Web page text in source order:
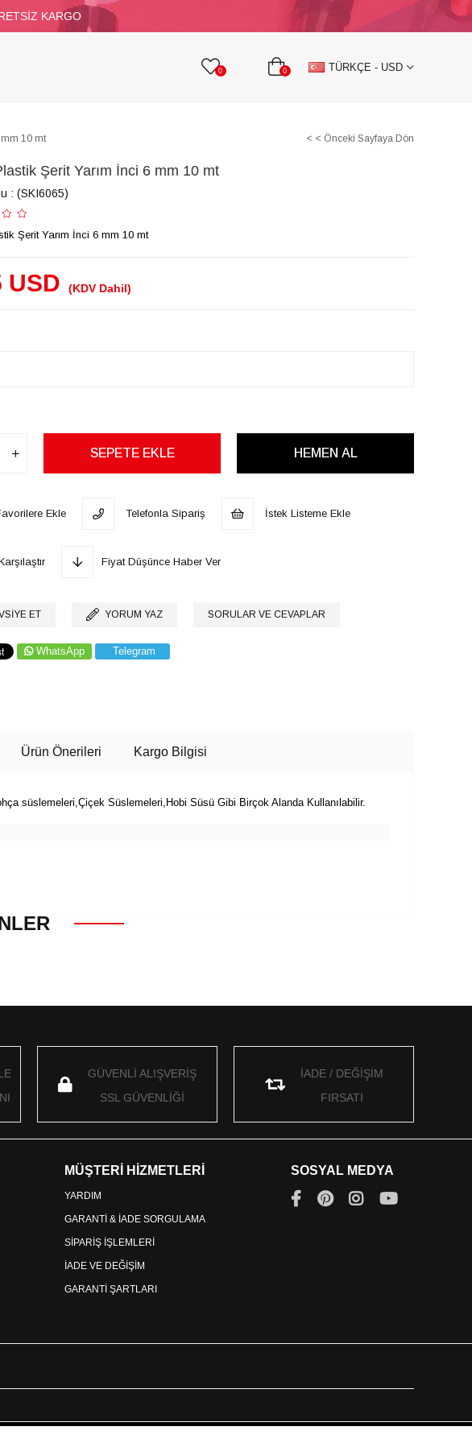
KARGO
0 0 TÜRKÇE - USD
BONCUKLAR TAŞLI TEKSTİL AKSESUARLARI
mm 10 mt < < Önceki Sayfaya Dön
Şerit Yarım İnci 6 mm 10 mt
(SKI6065)
Şerit Yarım İnci 6 mm 10 mt
USD (KDV Dahil)
Ekle Telefonla Sipariş İstek Listeme Ekle
Fiyat Düşünce Haber Ver
ET YORUM YAZ SORULAR VE CEVAPLAR
WhatsApp Telegram
Ürün Önerileri Kargo Bilgisi
süslemeleri,Çiçek Süslemeleri,Hobi Süsü Gibi Birçok Alanda Kullanılabilir.
GÜVENLİ ALIŞVERİŞ
SSL GÜVENLİĞİ
İADE / DEĞİŞİM
FIRSATI
MÜŞTERİ HİZMETLERİ
YARDIM
GARANTİ & İADE SORGULAMA
SİPARİŞ İŞLEMLERİ
İADE VE DEĞİŞİM
GARANTİ ŞARTLARI
SOSYAL MEDYA